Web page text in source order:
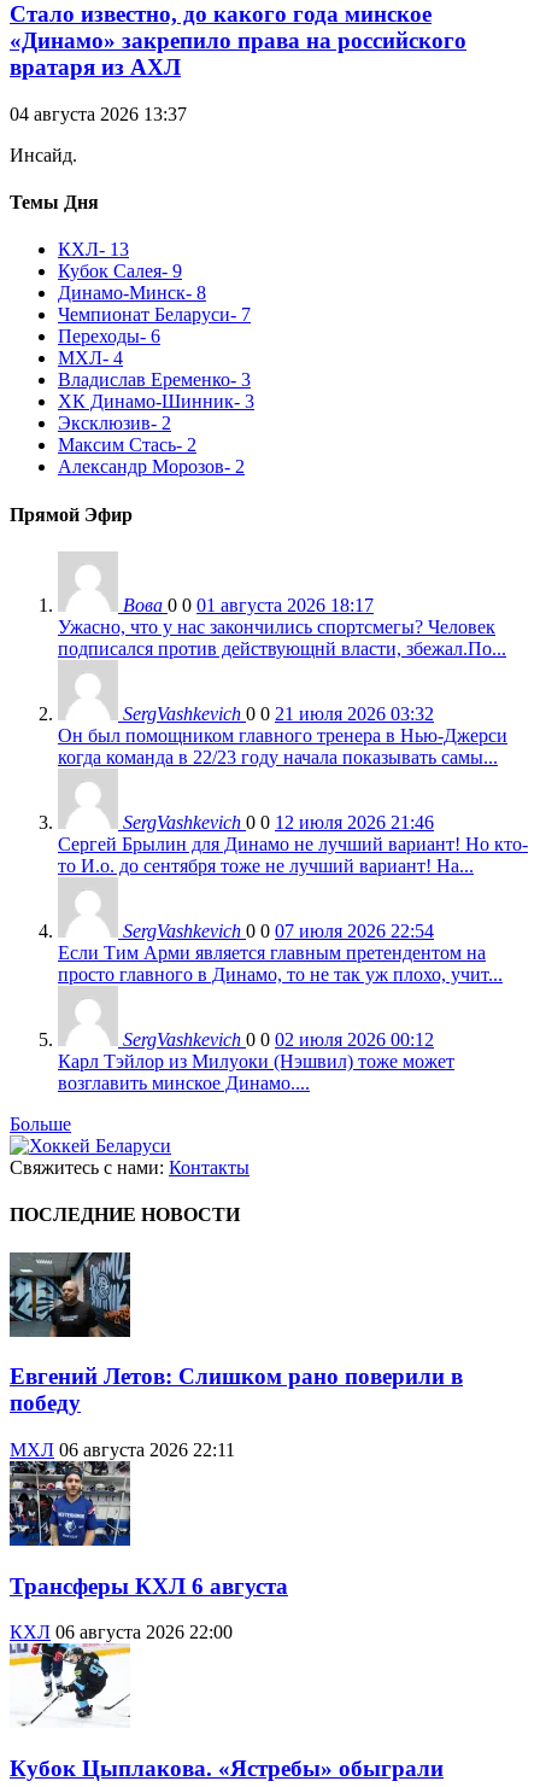
Стало известно, до какого года минское
«Динамо» закрепило права на российского
вратаря из АХЛ
04 августа 2026 13:37
Инсайд.
Темы Дня
КХЛ- 13
Кубок Салея- 9
Динамо-Минск- 8
Чемпионат Беларуси- 7
Переходы- 6
МХЛ- 4
Владислав Еременко- 3
ХК Динамо-Шинник- 3
Эксклюзив- 2
Максим Стась- 2
Александр Морозов- 2
Прямой Эфир
Вова 0 0 01 августа 2026 18:17
Ужасно, что у нас закончились спортсмегы? Человек
подписался против действующнй власти, збежал.По...
SergVashkevich 0 0 21 июля 2026 03:32
Он был помощником главного тренера в Нью-Джерси
когда команда в 22/23 году начала показывать самы...
SergVashkevich 0 0 12 июля 2026 21:46
Сергей Брылин для Динамо не лучший вариант! Но кто-
то И.о. до сентября тоже не лучший вариант! На...
SergVashkevich 0 0 07 июля 2026 22:54
Если Тим Арми является главным претендентом на
просто главного в Динамо, то не так уж плохо, учит...
SergVashkevich 0 0 02 июля 2026 00:12
Карл Тэйлор из Милуоки (Нэшвил) тоже может
возглавить минское Динамо....
Больше
Свяжитесь с нами: Контакты
ПОСЛЕДНИЕ НОВОСТИ
Евгений Летов: Слишком рано поверили в
победу
МХЛ 06 августа 2026 22:11
Трансферы КХЛ 6 августа
КХЛ 06 августа 2026 22:00
Кубок Цыплакова. «Ястребы» обыграли